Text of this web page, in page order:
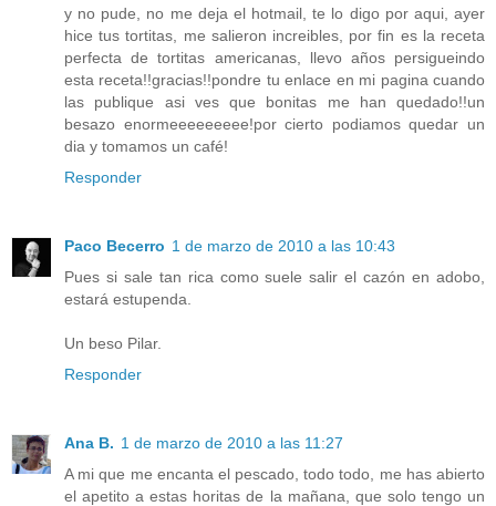
y no pude, no me deja el hotmail, te lo digo por aqui, ayer
hice tus tortitas, me salieron increibles, por fin es la receta
perfecta de tortitas americanas, llevo años persigueindo
esta receta!!gracias!!pondre tu enlace en mi pagina cuando
las publique asi ves que bonitas me han quedado!!un
besazo enormeeeeeeeee!por cierto podiamos quedar un
dia y tomamos un café!
Responder
Paco Becerro 1 de marzo de 2010 a las 10:43
Pues si sale tan rica como suele salir el cazón en adobo,
estará estupenda.
Un beso Pilar.
Responder
Ana B. 1 de marzo de 2010 a las 11:27
A mi que me encanta el pescado, todo todo, me has abierto
el apetito a estas horitas de la mañana, que solo tengo un